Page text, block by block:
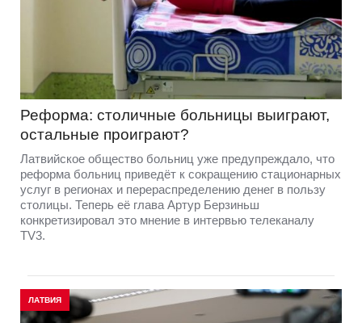
Реформа: столичные больницы выиграют,
остальные проиграют?
Латвийское общество больниц уже предупреждало, что
реформа больниц приведёт к сокращению стационарных
услуг в регионах и перераспределению денег в пользу
столицы. Теперь её глава Артур Берзиньш
конкретизировал это мнение в интервью телеканалу
TV3.
ЛАТВИЯ